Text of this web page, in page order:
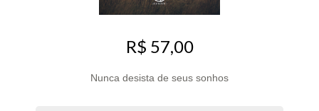
R$ 57,00
Nunca desista de seus sonhos